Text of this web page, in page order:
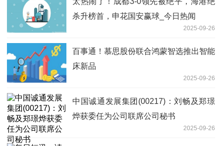
杀升榜首，申花国安赢球_今日热闻
2025-09-26
百事通！慕思股份联合鸿蒙智选推出智能
床新品
2025-09-26
中国诚通发展集团(00217)：刘畅及郑璟
烨获委任为公司联席公司秘书
2025-09-26